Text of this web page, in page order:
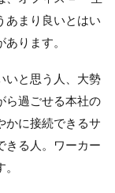
あまり良いとはい
ります。
いと思う人、大勢
ら過ごせる本社の
かに接続できるサ
きる人。ワーカー